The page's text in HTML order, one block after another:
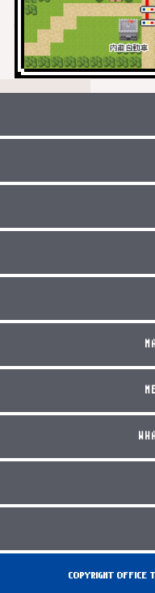
COPYRIGHT OFFICE